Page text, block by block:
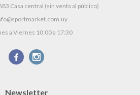
Casa central (sin venta al público)
a Viernes 10:00 a 17:30
 
Newsletter